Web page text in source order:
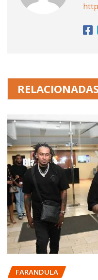
FARANDULA